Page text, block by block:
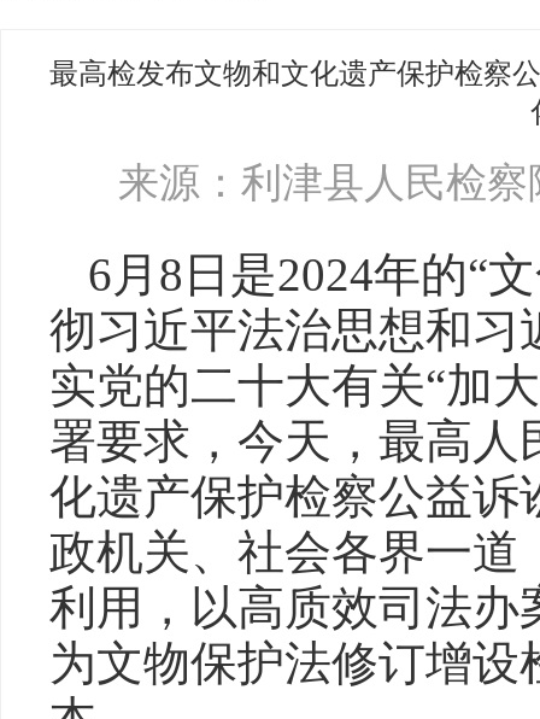
最高检发布文物和文化遗产保护检察
来源：利津县人民检察
6月8日是2024年的“
彻习近平法治思想和
实党的二十大有关“加
署要求，今天，最高
化遗产保护检察公益
政机关、社会各界一
利用，以高质效司法
为文物保护法修订增